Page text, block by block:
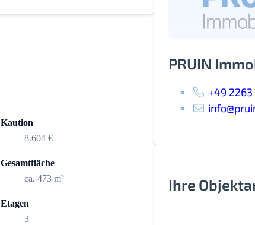
Kaution
8.604 €
Gesamtfläche
ca. 473 m²
Etagen
3
PRUIN
+49
Ihre